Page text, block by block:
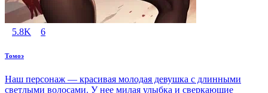
5.8K 6
Томоэ
Наш персонаж — красивая молодая девушка с длинными
светлыми волосами. У нее милая улыбка и сверкающие